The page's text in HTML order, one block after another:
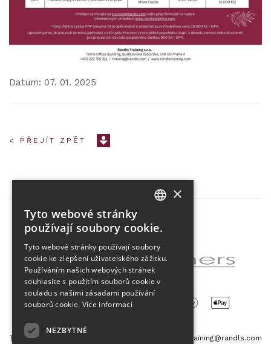
Datum: 07. 01. 2025
< PŘEJÍT ZPĚT
Partner projektu
Tetris Office Building training@randls.com
×
Tyto webové stránky
používají soubory cookie.
Tyto webové stránky používají soubory
cookie ke zlepšení uživatelského zážitku.
Používáním našich webových stránek
souhlasíte s použitím souborů cookie v
souladu s našimi zásadami používání
souborů cookie. Více informací
NEZBYTNÉ